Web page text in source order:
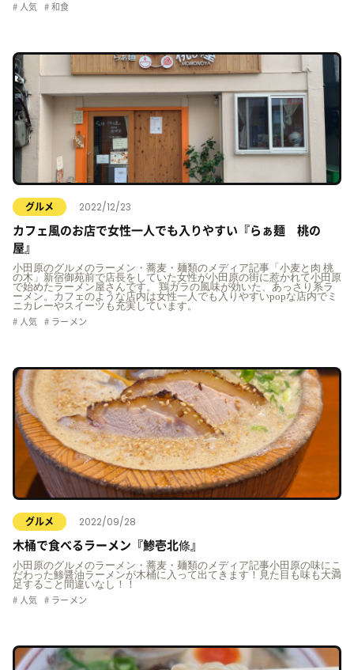
人気 和食
グルメ 2022/12/23
カフェ風のお店で女性一人でも入りやすい『らぁ麺 桃の
屋』
小田原のグルメのラーメン・蕎麦・麺類のメディア記事「小麦と肉 桃
の木」新宿御苑前で店長をしていた女性が小田原の街に惹かれて小田原
で始めたラーメン屋さんです。 鶏ガラの風味が効いた、あっさり系ラ
ーメン。カフェのような店内は女性一人でも入りやすいpopな店内でミ
ニカレーやスイーツも充実しています。
人気 ラーメン
グルメ 2022/09/28
木桶で食べるラーメン『鯵壱北條』
小田原のグルメのラーメン・蕎麦・麺類のメディア記事小田原の味にこ
だわった鯵醤油ラーメンが木桶に入って出てきます！見た目も味も大満
足すること間違いなし！！
人気 ラーメン